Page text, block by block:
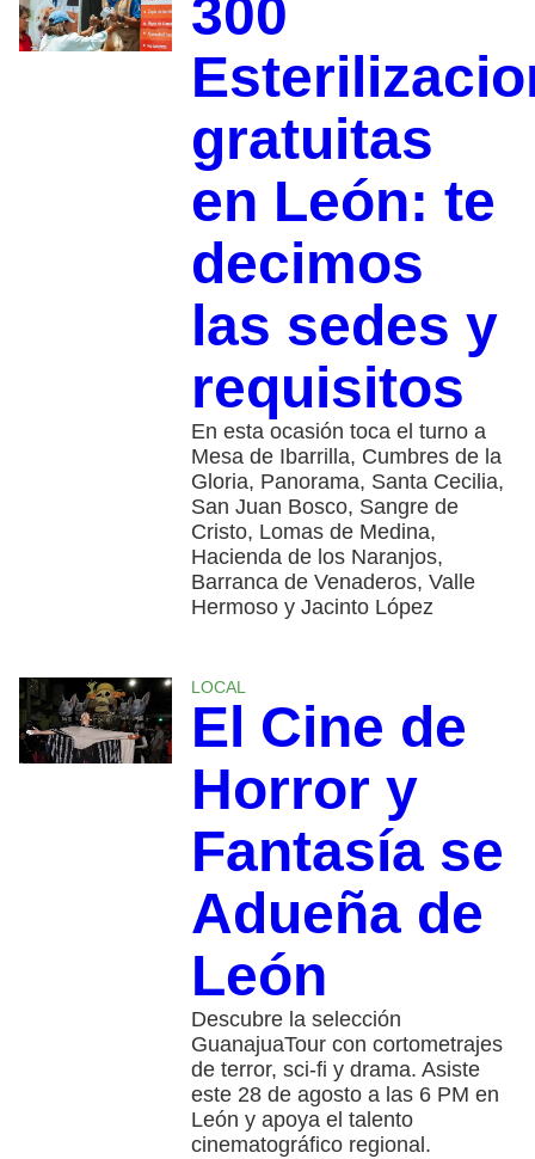
300
gratuitas
en León: te
decimos
las sedes y
requisitos
En esta ocasión toca el turno a
Mesa de Ibarrilla, Cumbres de la
Gloria, Panorama, Santa Cecilia,
San Juan Bosco, Sangre de
Cristo, Lomas de Medina,
Hacienda de los Naranjos,
Barranca de Venaderos, Valle
Hermoso y Jacinto López
LOCAL
El Cine de
Horror y
Fantasía se
Adueña de
León
Descubre la selección
GuanajuaTour con cortometrajes
de terror, sci-fi y drama. Asiste
este 28 de agosto a las 6 PM en
León y apoya el talento
cinematográfico regional.